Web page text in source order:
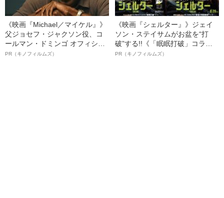
《映画『Michael／マイケル』》
父ジョセフ・ジャクソン役、コ
ールマン・ドミンゴ オフィシャ
ルインタビュー“観客を魅了した
PR（キノフィルムズ）
《映画『シェルター』》ジェイ
ソン・ステイサムがお盆を“打
破”する!!《「眠眠打破」コラ
ボ》
PR（キノフィルムズ）